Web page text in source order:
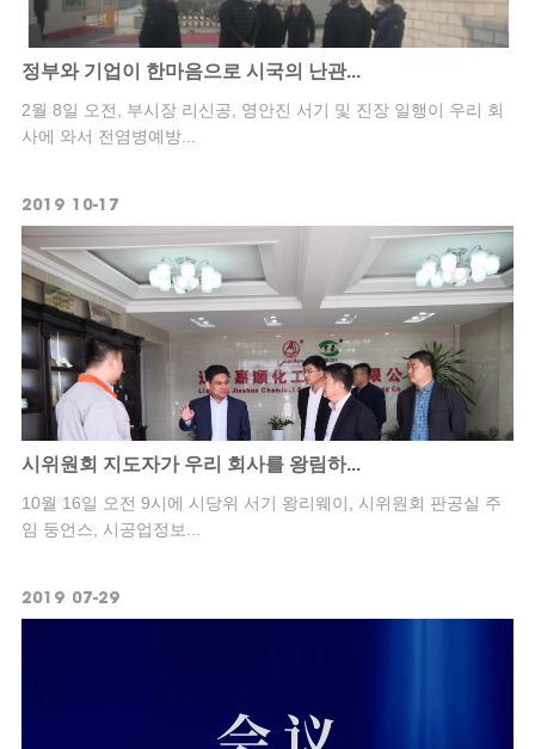
정부와 기업이 한마음으로 시국의 난관...
2월 8일 오전, 부시장 리신공, 영안진 서기 및 진장 일행이 우리 회
사에 와서 전염병예방...
2019 10-17
시위원회 지도자가 우리 회사를 왕림하...
10월 16일 오전 9시에 시당위 서기 왕리웨이, 시위원회 판공실 주
임 둥언스, 시공업정보...
2019 07-29